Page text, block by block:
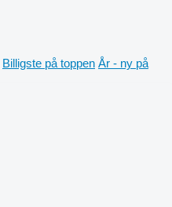
Billigste på toppen År - ny på